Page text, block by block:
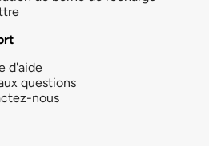
d'aide
questions
nous